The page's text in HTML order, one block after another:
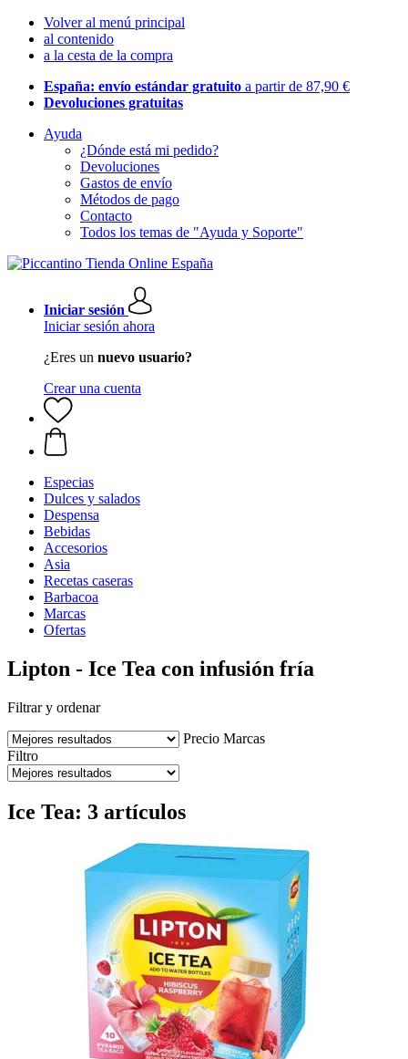
Volver al menú principal
al contenido
a la cesta de la compra
España: envío estándar gratuito a partir de 87,90 €
Devoluciones gratuitas
Ayuda
¿Dónde está mi pedido?
Devoluciones
Gastos de envío
Métodos de pago
Contacto
Todos los temas de "Ayuda y Soporte"
Iniciar sesión
Iniciar sesión ahora
¿Eres un nuevo usuario?
Crear una cuenta
Especias
Dulces y salados
Despensa
Bebidas
Accesorios
Asia
Recetas caseras
Barbacoa
Marcas
Ofertas
Lipton - Ice Tea con infusión fría
Filtrar y ordenar
Precio Marcas
Filtro
Ice Tea: 3 artículos